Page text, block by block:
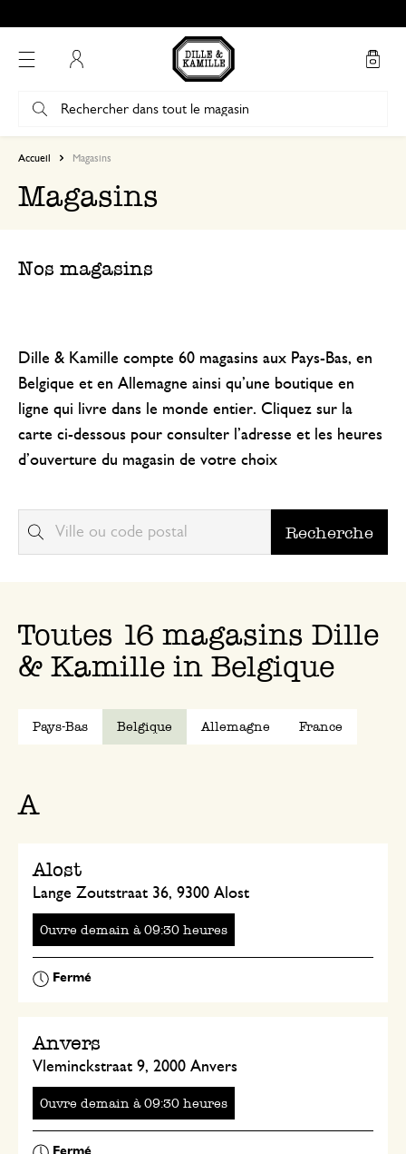
Accueil Magasins
Magasins
Nos magasins
Dille & Kamille compte 60 magasins aux Pays-Bas, en
Belgique et en Allemagne ainsi qu’une boutique en
ligne qui livre dans le monde entier. Cliquez sur la
carte ci-dessous pour consulter l’adresse et les heures
d’ouverture du magasin de votre choix
Recherche
Toutes 16 magasins Dille
& Kamille in Belgique
Pays-Bas Belgique Allemagne France
A
Ouvre à heures
Alost
Lange Zoutstraat 36, 9300 Alost
Ouvre à heures
Anvers
Vleminckstraat 9, 2000 Anvers